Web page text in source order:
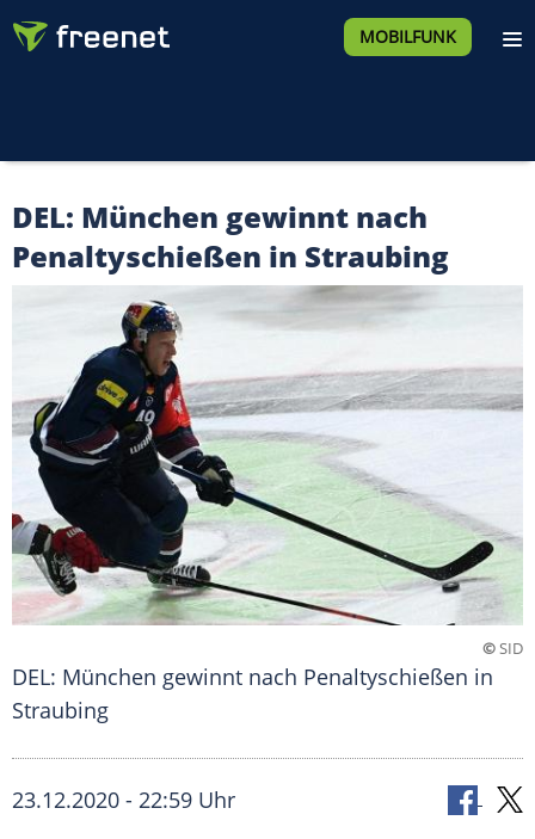
MOBILFUNK
DEL: München gewinnt nach
Penaltyschießen in Straubing
©SID
DEL: München gewinnt nach Penaltyschießen in
Straubing
23.12.2020 - 22:59 Uhr